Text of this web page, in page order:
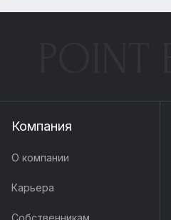
Компания
О компании
Карьера
Собственникам